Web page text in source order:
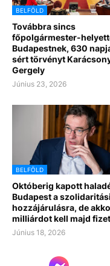
BELFÖLD
Továbbra sincs
főpolgármester-
Budapestnek, 630
sért törvényt
Gergely
Június 23, 2026
BELFÖLD
Októberig kapott
Budapest a szolidaritási
hozzájárulásra, de
milliárdot kell majd
Június 18, 2026